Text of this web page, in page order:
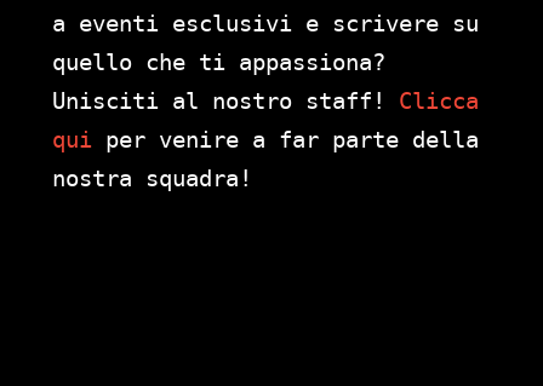
a eventi esclusivi e scrivere su
quello che ti appassiona?
Unisciti al nostro staff! Clicca
qui per venire a far parte della
nostra squadra!